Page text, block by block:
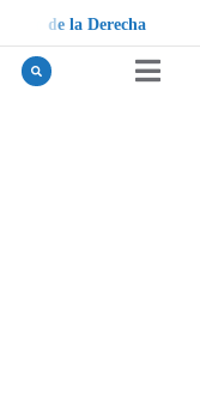
a Derecha